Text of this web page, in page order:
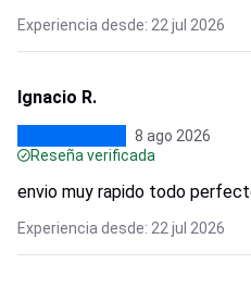
Experiencia desde: 22 jul 2026
Ignacio R.
8 ago 2026
Reseña verificada
envio muy rapido todo
Experiencia desde: 22 jul 2026